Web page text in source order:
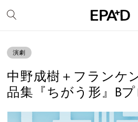
演劇
中野成樹＋フラン
品集『ちがう形』B